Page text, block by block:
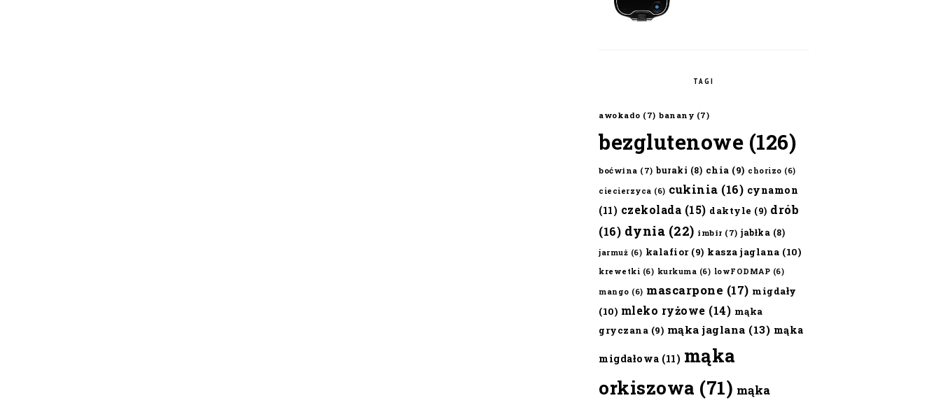
TAGI
awokado (7) banany (7)
bezglutenowe (126)
boćwina (7) buraki (8) chia (9) chorizo (6)
ciecierzyca (6) cukinia (16) cynamon
(11) czekolada (15) daktyle (9) drób
(16) dynia (22) imbir (7) jabłka (8)
jarmuż (6) kalafior(9) kasza jaglana (10)
krewetki (6) kurkuma (6) lowFODMAP (6)
mango (6) mascarpone (17) migdały
(10) mleko ryżowe (14) mąka
gryczana (9) mąka jaglana (13) mąka
migdałowa (11) mąka
orkiszowa (71) mąka